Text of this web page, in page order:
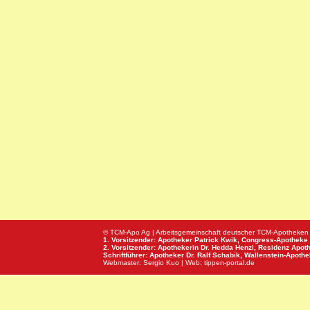
© TCM-Apo Ag | Arbeitsgemeinschaft deutscher TCM-Apotheken
1. Vorsitzender: Apotheker Patrick Kwik, Congress-Apotheke
2. Vorsitzender: Apothekerin Dr. Hedda Henzl, Residenz
Schriftführer: Apotheker Dr. Ralf Schabik, Wallenstein-
Webmaster: Sergio Kuo | Web: tippen-portal.de